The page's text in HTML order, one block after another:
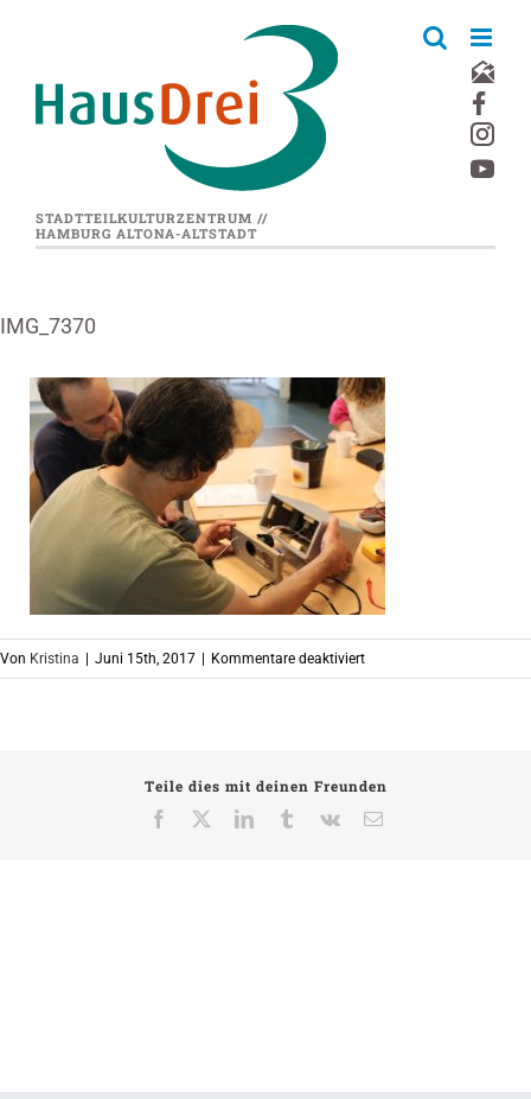
STADTTEILKULTURZENTRUM //
HAMBURG ALTONA-ALTSTADT
IMG_7370
Von Kristina Juni 15th, 2017 Kommentare deaktiviertfür
IMG_7370
Teile dies mit deinen Freunden
Facebook
LinkedInTumblrVk
E-